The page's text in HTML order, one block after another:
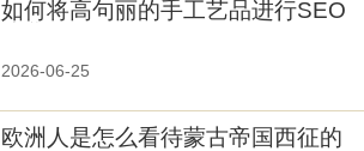
如何将高句丽的手工艺品进行SEO
2026-06-25
欧洲人是怎么看待蒙古帝国西征的